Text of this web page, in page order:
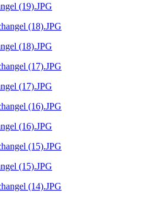
(19).JPG
(18).JPG
(17).JPG
(16).JPG
(15).JPG